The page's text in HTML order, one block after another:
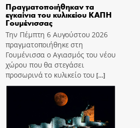
Πραγματοποιήθηκαν τα
εγκαίνια του κυλικείου ΚΑΠΗ
Γουμένισσας
Την Πέμπτη 6 Αυγούστου 2026
πραγματοποιήθηκε στη
Γουμένισσα ο Αγιασμός του νέου
χώρου που θα στεγάσει
προσωρινά το κυλικείο του […]